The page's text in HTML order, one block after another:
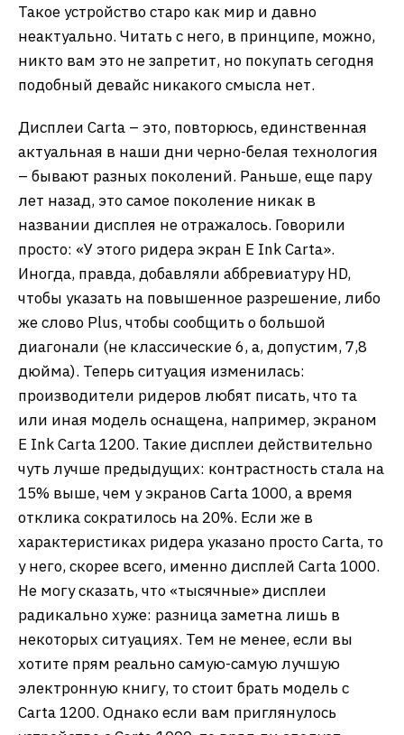
Такое устройство старо как мир и давно
неактуально. Читать с него, в принципе, можно,
никто вам это не запретит, но покупать сегодня
подобный девайс никакого смысла нет.
Дисплеи Carta – это, повторюсь, единственная
актуальная в наши дни черно-белая технология
– бывают разных поколений. Раньше, еще пару
лет назад, это самое поколение никак в
названии дисплея не отражалось. Говорили
просто: «У этого ридера экран E Ink Carta».
Иногда, правда, добавляли аббревиатуру HD,
чтобы указать на повышенное разрешение, либо
же слово Plus, чтобы сообщить о большой
диагонали (не классические 6, а, допустим, 7,8
дюйма). Теперь ситуация изменилась:
производители ридеров любят писать, что та
или иная модель оснащена, например, экраном
E Ink Carta 1200. Такие дисплеи действительно
чуть лучше предыдущих: контрастность стала на
15% выше, чем у экранов Carta 1000, а время
отклика сократилось на 20%. Если же в
характеристиках ридера указано просто Carta, то
у него, скорее всего, именно дисплей Carta 1000.
Не могу сказать, что «тысячные» дисплеи
радикально хуже: разница заметна лишь в
некоторых ситуациях. Тем не менее, если вы
хотите прям реально самую-самую лучшую
электронную книгу, то стоит брать модель с
Carta 1200. Однако если вам приглянулось